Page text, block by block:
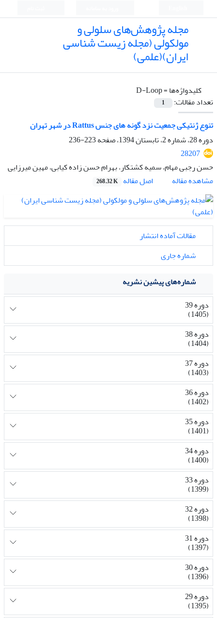
مجله پژوهش‌های سلولی و
مولکولی (مجله زیست شناسی
ایران)(علمی)
کلیدواژه‌ها =D-Loop
تعداد مقالات:
1
تنوع ژنتیکی جمعیت نزد گونه های جنس Rattus در شهر تهران
دوره 28، شماره 2، تابستان 1394، صفحه
223-236
28207
حسن رجبی مهام، سمیه کشتکار، بهرام حسن زاده کیابی، مهین میرزایی
مشاهده مقاله
اصل مقاله 268.32 K
مقالات آماده انتشار
شماره جاری
شماره‌های پیشین نشریه
دوره 39
(1405)
دوره 38
(1404)
دوره 37
(1403)
دوره 36
(1402)
دوره 35
(1401)
دوره 34
(1400)
دوره 33
(1399)
دوره 32
(1398)
دوره 31
(1397)
دوره 30
(1396)
دوره 29
(1395)